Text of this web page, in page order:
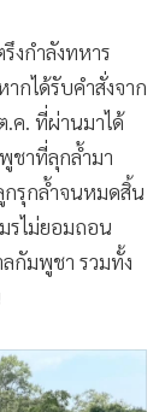
งกำลังทหาร
กได้รับคำสั่งจาก
ค. ที่ผ่านมาได้
ชาที่ลุกล้ำมา
กรุกล้ำจนหมดสิ้น
รไม่ยอมถอน
กัมพูชา รวมทั้ง